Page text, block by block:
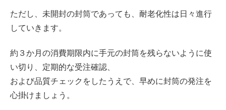
ただし、未開封の封筒であっても、耐老化性は日々進行
していきます。
約３か月の消費期限内に手元の封筒を残らないように使
い切り、定期的な受注確認、
および品質チェックをしたうえで、早めに封筒の発注を
心掛けましょう。